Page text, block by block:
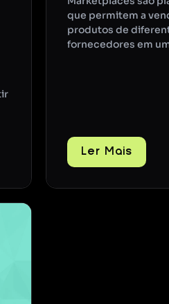
que permitem a
produtos de
fornecedores em
Ler Mais